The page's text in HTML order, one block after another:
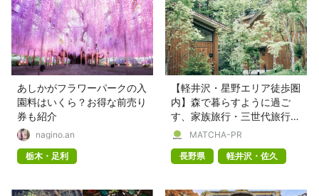
あしかがフラワーパークの入
園料はいくら？お得な前売り
券も紹介
nagino.an
栃木・足利
【軽井沢・星野エリア徒歩圏
内】森で暮らすように過ご
す、家族旅行・三世代旅行・
記念日旅行を彩る上質な一棟
VILLA」
MATCHA-PR
長野県
軽井沢・佐久